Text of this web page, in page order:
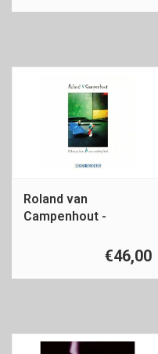
Roland van
Campenhout -
€46,00